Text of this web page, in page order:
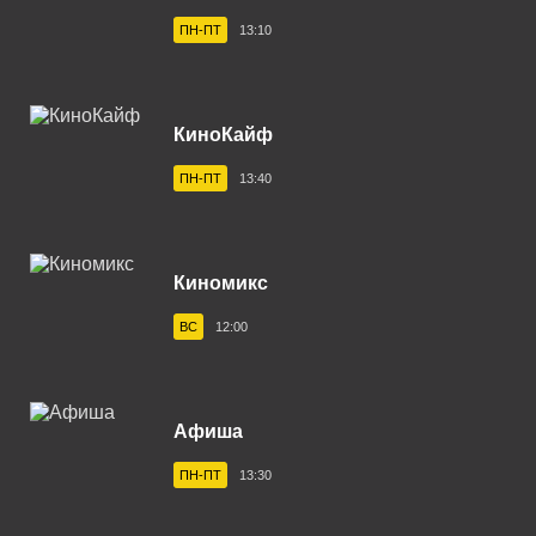
Владимир 102.9 FM
Волгоград 100.6 FM
Волгодонск 100.3 FM
Волхов 107.2 FM
Воркута 102.2 FM
Воткинск 94.1 FM
Вуктыл 100.3 FM
ПН-ПТ 13:10
КиноКайф
ПН-ПТ 13:40
Киномикс
ВС 12:00
Афиша
ПН-ПТ 13:30